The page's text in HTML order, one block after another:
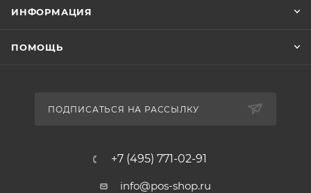
ИНФОРМАЦИЯ
ПОМОЩЬ
ПОДПИСАТЬСЯ НА РАССЫЛКУ
+7 (495) 771-02-91
info@pos-shop.ru